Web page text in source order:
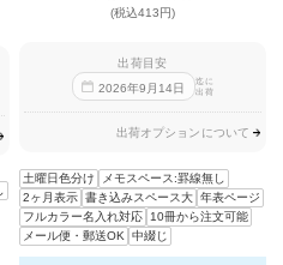
(税込413円)
出荷目安
2026年9 月 14日
迄に
出荷
出荷オプションについて
土曜日色分け
メモスペース:罫線無し
2ヶ月表示 書き込みスペース大 年表ページ
フルカラー名入れ対応
10冊から注文可能
メール便・郵送OK
中綴じ